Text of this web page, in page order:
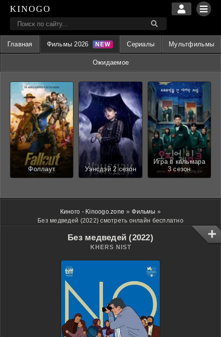
KINOGO
Главная Фильмы 2026 Сериалы Мультфильмы
Ожидаемое
Фоллаут Уэнсдэй 2 сезон
Игра в кальмара
3 сезон
Киного - Kinoogo.zone » Фильмы »
Без медведей (2022) смотреть онлайн бесплатно
Без медведей (2022)
KHERS NIST